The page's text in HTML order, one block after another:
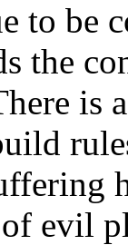
to be
the
is
evil